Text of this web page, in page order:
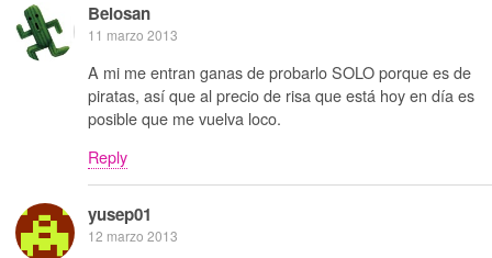
Belosan
11 marzo 2013
A mi me entran ganas de probarlo SOLO porque es de
piratas, así que al precio de risa que está hoy en día es
posible que me vuelva loco.
Reply
yusep01
12 marzo 2013